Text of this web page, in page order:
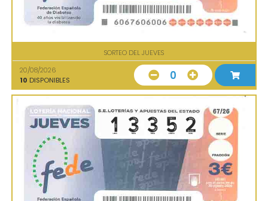
SORTEO DEL JUEVES
20/08/2026
10 DISPONIBLES 0